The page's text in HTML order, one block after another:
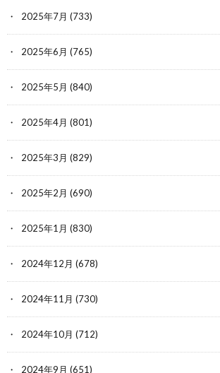
2025年7月 (733)
2025年6月 (765)
2025年5月 (840)
2025年4月 (801)
2025年3月 (829)
2025年2月 (690)
2025年1月 (830)
2024年12月 (678)
2024年11月 (730)
2024年10月 (712)
2024年9月 (651)